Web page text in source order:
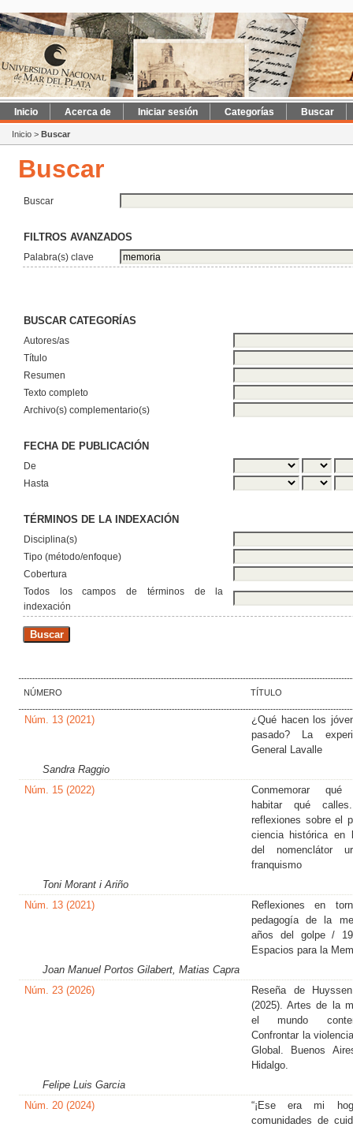
Inicio Acerca de Iniciar sesión Categorías Buscar
Inicio > Buscar
Buscar
Buscar
FILTROS AVANZADOS
Palabra(s) clave
BUSCAR CATEGORÍAS
Autores/as
Título
Resumen
Texto completo
Archivo(s) complementario(s)
FECHA DE PUBLICACIÓN
De
Hasta
TÉRMINOS DE LA INDEXACIÓN
Disciplina(s)
Tipo (método/enfoque)
Cobertura
Todos los campos de términos de la
indexación
NÚMERO TÍTULO
Núm. 13 (2021)
¿Qué hacen los
pasado? La
General Lavalle
Sandra Raggio
Núm. 15 (2022)
Conmemorar qué
habitar qué
reflexiones sobre el
ciencia histórica en
del nomenclátor
franquismo
Toni Morant i Ariño
Núm. 13 (2021)
Reflexiones en
pedagogía de la
años del golpe /
Espacios para la
Joan Manuel Portos Gilabert, Matias Capra
Núm. 23 (2026)
Reseña de
(2025). Artes de la
el mundo
Confrontar la
Global. Buenos
Hidalgo.
Felipe Luis Garcia
Núm. 20 (2024)
“¡Ese era mi
comunidades de